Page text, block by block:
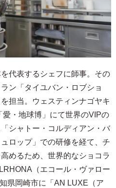
代表するシェフに師事。その
ン「タイユバン・ロブショ
担当。ウェスティンナゴヤキ
・地球博」にて世界のVIPの
シャトー・コルディアン・バ
ロップ」での研修を経て、チ
めるため、世界的なショコラ
（エコール・ヴァロー
県岡崎市に「AN LUXE（ア